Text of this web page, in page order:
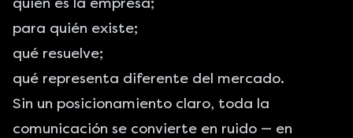
para quién existe;
qué resuelve;
qué representa diferente del mercado.
Sin un posicionamiento claro, toda la
comunicación se convierte en ruido — en